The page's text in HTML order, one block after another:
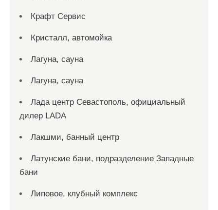
Крафт Сервис
Кристалл, автомойка
Лагуна, сауна
Лагуна, сауна
Лада центр Севастополь, официальный
дилер LADA
Лакшми, банный центр
Латунские бани, подразделение Западные
бани
Липовое, клубный комплекс